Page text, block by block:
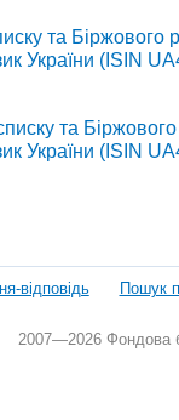
та Біржового
України (ISIN
та Біржового
України (ISIN
відповідь Пошук
2007—2026 Фондова